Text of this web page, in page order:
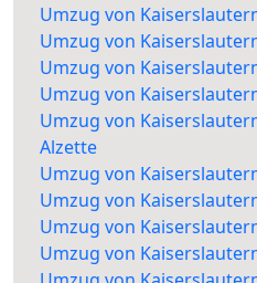
Umzug von
Umzug von
Umzug von
Umzug von
Umzug von
Alzette
Umzug von
Umzug von
Umzug von
Umzug von